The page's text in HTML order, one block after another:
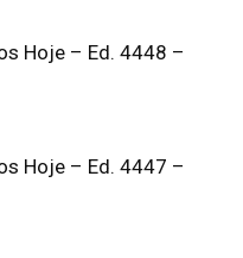
Hoje – Ed. 4448 –
Hoje – Ed. 4447 –